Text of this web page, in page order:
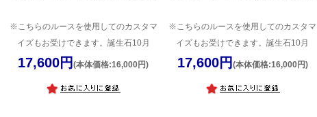
※こちらのルースを使用してのカスタマ
イズもお受けできます。誕生石10月
17,600円(本体価格:16,000円)
※こちらのルースを使用してのカスタマ
イズもお受けできます。誕生石10月
17,600円 (本体価格:16,000円)